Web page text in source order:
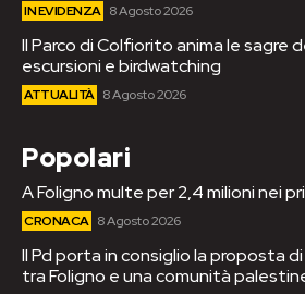
IN EVIDENZA 8 Agosto 2026
Il Parco di Colfiorito anima le sagre
escursioni e birdwatching
ATTUALITÀ 8 Agosto 2026
Popolari
A Foligno multe per 2,4 milioni nei
CRONACA 8 Agosto 2026
Il Pd porta in consiglio la proposta
tra Foligno e una comunità